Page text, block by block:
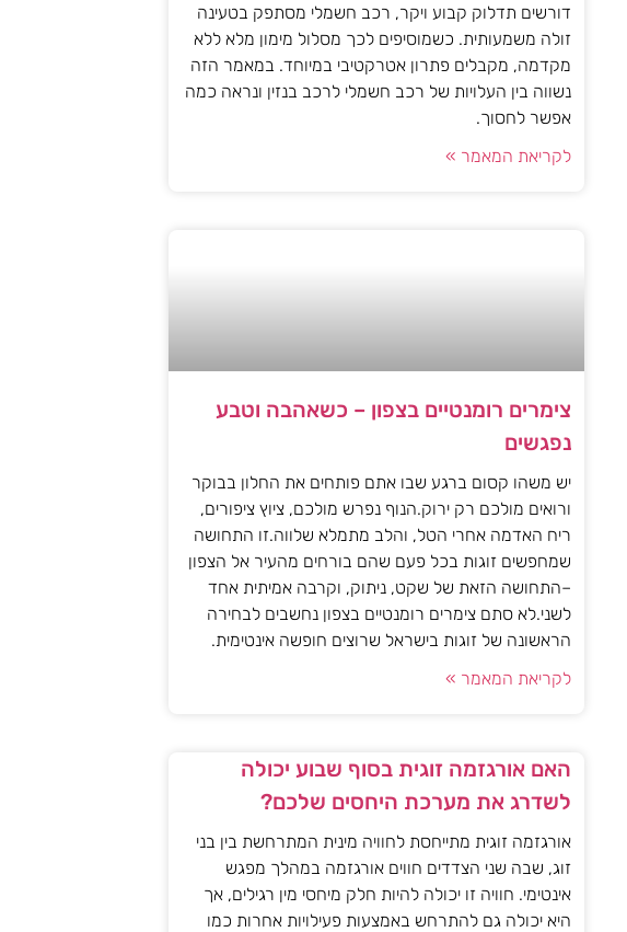
דורשים תדלוק קבוע ויקר, רכב חשמלי מסתפק בטעינה
זולה משמעותית. כשמוסיפים לכך מסלול מימון מלא ללא
מקדמה, מקבלים פתרון אטרקטיבי במיוחד. במאמר הזה
נשווה בין העלויות של רכב חשמלי לרכב בנזין ונראה כמה
אפשר לחסוך.
לקריאת המאמר »
צימרים רומנטיים בצפון – כשאהבה וטבע
נפגשים
יש משהו קסום ברגע שבו אתם פותחים את החלון בבוקר
ורואים מולכם רק ירוק.הנוף נפרש מולכם, ציוץ ציפורים,
ריח האדמה אחרי הטל, והלב מתמלא שלווה.זו התחושה
שמחפשים זוגות בכל פעם שהם בורחים מהעיר אל הצפון
–התחושה הזאת של שקט, ניתוק, וקרבה אמיתית אחד
לשני.לא סתם צימרים רומנטיים בצפון נחשבים לבחירה
הראשונה של זוגות בישראל שרוצים חופשה אינטימית.
לקריאת המאמר »
האם אורגזמה זוגית בסוף שבוע יכולה
לשדרג את מערכת היחסים שלכם?
אורגזמה זוגית מתייחסת לחוויה מינית המתרחשת בין בני
זוג, שבה שני הצדדים חווים אורגזמה במהלך מפגש
אינטימי. חוויה זו יכולה להיות חלק מיחסי מין רגילים, אך
היא יכולה גם להתרחש באמצעות פעילויות אחרות כמו